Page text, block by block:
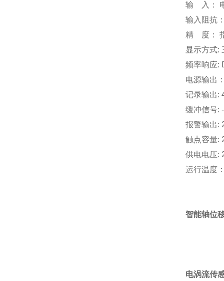
输 入：
输入阻抗
精 度：
显示方式:
频率响应:
电源输出
记录输出:
缓冲信号:
报警输出:
触点容量:
供电电压:
运行温度
智能轴位
电涡流传